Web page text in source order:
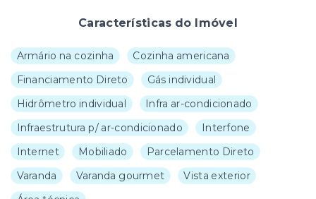
Características do Imóvel
Armário na cozinha
Cozinha americana
Financiamento Direto
Gás individual
Hidrômetro individual
Infra ar-condicionado
Infraestrutura p/ ar-condicionado
Interfone
Internet
Mobiliado
Parcelamento Direto
Varanda
Varanda gourmet
Vista exterior